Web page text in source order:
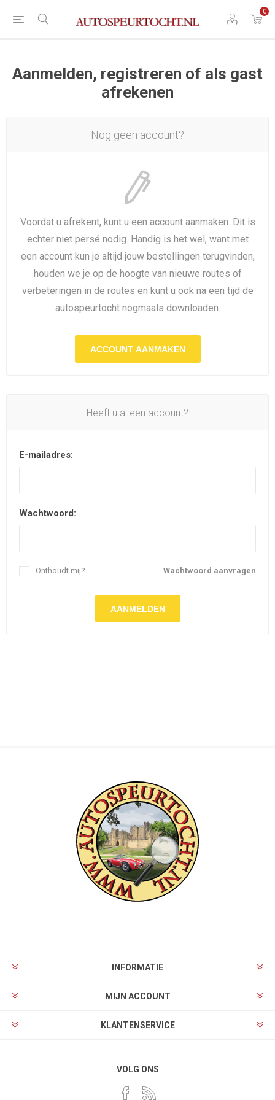
0
Aanmelden, registreren of als gast
afrekenen
Nog geen account?
Voordat u afrekent, kunt u een account aanmaken. Dit is
echter niet persé nodig. Handig is het wel, want met
een account kun je altijd jouw bestellingen terugvinden,
houden we je op de hoogte van nieuwe routes of
verbeteringen in de routes en kunt u ook na een tijd de
autospeurtocht nogmaals downloaden.
ACCOUNT AANMAKEN
Heeft u al een account?
E-mailadres:
Wachtwoord:
Wachtwoord aanvragen
Onthoudt mij?
AANMELDEN
INFORMATIE
MIJN ACCOUNT
KLANTENSERVICE
VOLG ONS